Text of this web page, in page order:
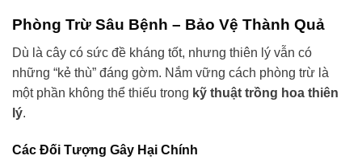
Phòng Trừ Sâu Bệnh – Bảo Vệ Thành Quả
Dù là cây có sức đề kháng tốt, nhưng thiên lý vẫn có
những “kẻ thù” đáng gờm. Nắm vững cách phòng trừ là
một phần không thể thiếu trong kỹ thuật trồng hoa thiên
lý.
Các Đối Tượng Gây Hại Chính